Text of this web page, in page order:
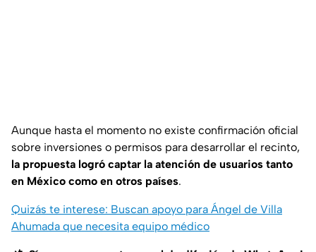
Aunque hasta el momento no existe confirmación oficial
sobre inversiones o permisos para desarrollar el recinto,
la propuesta logró captar la atención de usuarios tanto
en México como en otros países.
Quizás te interese: Buscan apoyo para Ángel de Villa
Ahumada que necesita equipo médico